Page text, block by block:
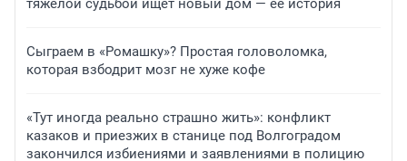
тяжелой судьбой ищет новый дом — ее история
Сыграем в «Ромашку»? Простая головоломка,
которая взбодрит мозг не хуже кофе
«Тут иногда реально страшно жить»: конфликт
казаков и приезжих в станице под Волгоградом
закончился избиениями и заявлениями в полицию